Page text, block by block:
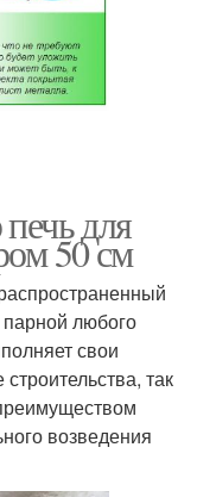
для
50 см
парной любого
свои
так
возведения